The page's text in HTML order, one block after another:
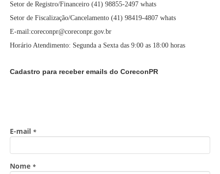
Setor de Registro/Financeiro (41) 98855-2497 whats
Setor de Fiscalização/Cancelamento (41) 98419-4807 whats
E-mail:coreconpr@coreconpr.gov.br
Horário Atendimento: Segunda a Sexta das 9:00 as 18:00 horas
Cadastro para receber emails do CoreconPR